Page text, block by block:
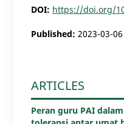
DOI: https://doi.org/
Published: 2023-03-06
ARTICLES
Peran guru PAI